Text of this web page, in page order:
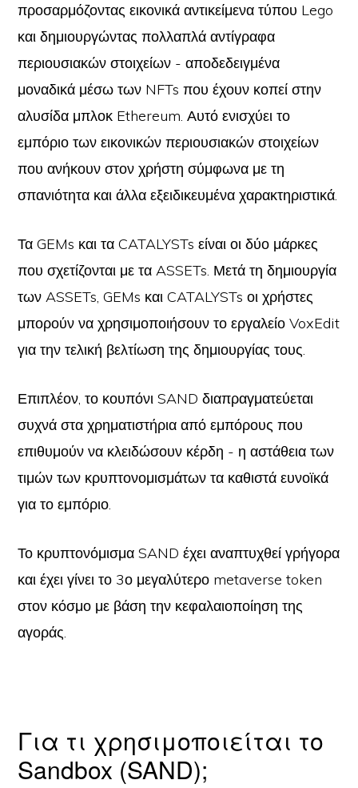
προσαρμόζοντας εικονικά αντικείμενα τύπου Lego
και δημιουργώντας πολλαπλά αντίγραφα
περιουσιακών στοιχείων - αποδεδειγμένα
μοναδικά μέσω των NFTs που έχουν κοπεί στην
αλυσίδα μπλοκ Ethereum. Αυτό ενισχύει το
εμπόριο των εικονικών περιουσιακών στοιχείων
που ανήκουν στον χρήστη σύμφωνα με τη
σπανιότητα και άλλα εξειδικευμένα χαρακτηριστικά.
Τα GEMs και τα CATALYSTs είναι οι δύο μάρκες
που σχετίζονται με τα ASSETs. Μετά τη δημιουργία
των ASSETs, GEMs και CATALYSTs οι χρήστες
μπορούν να χρησιμοποιήσουν το εργαλείο VoxEdit
για την τελική βελτίωση της δημιουργίας τους.
Επιπλέον, το κουπόνι SAND διαπραγματεύεται
συχνά στα χρηματιστήρια από εμπόρους που
επιθυμούν να κλειδώσουν κέρδη - η αστάθεια των
τιμών των κρυπτονομισμάτων τα καθιστά ευνοϊκά
για το εμπόριο.
Το κρυπτονόμισμα SAND έχει αναπτυχθεί γρήγορα
και έχει γίνει το 3ο μεγαλύτερο metaverse token
στον κόσμο με βάση την κεφαλαιοποίηση της
αγοράς.
Για τι χρησιμοποιείται το
Sandbox (SAND);